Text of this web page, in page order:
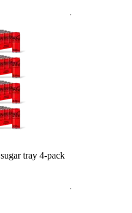
tray 4-pack